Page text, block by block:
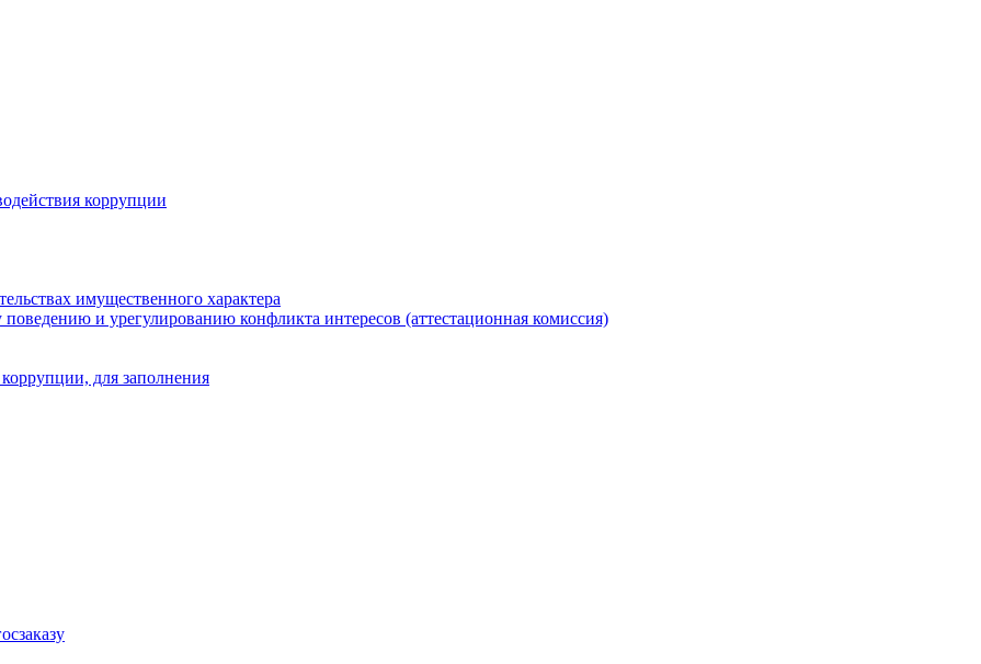
коррупции
имущественного характера
и урегулированию конфликта интересов (аттестационная комиссия)
для заполнения